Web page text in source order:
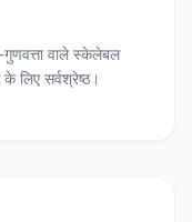
वाले स्केलेबल
लिए सर्वश्रेष्ठ।